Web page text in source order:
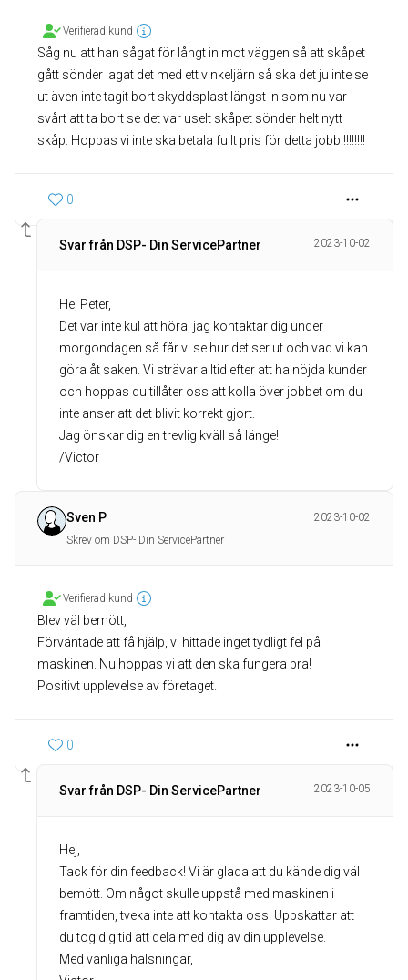
Verifierad kund
Såg nu att han sågat för långt in mot väggen så att skåpet
gått sönder lagat det med ett vinkeljärn så ska det ju inte se
ut även inte tagit bort skyddsplast längst in som nu var
svårt att ta bort se det var uselt skåpet sönder helt nytt
skåp. Hoppas vi inte ska betala fullt pris för detta jobb!!!!!!!!!
0
Svar från DSP- Din ServicePartner 2023-10-02
Hej Peter,
Det var inte kul att höra, jag kontaktar dig under
morgondagen så får vi se hur det ser ut och vad vi kan
göra åt saken. Vi strävar alltid efter att ha nöjda kunder
och hoppas du tillåter oss att kolla över jobbet om du
inte anser att det blivit korrekt gjort.
Jag önskar dig en trevlig kväll så länge!
/Victor
Sven P
2023-10-02
Skrev om DSP- Din ServicePartner
Verifierad kund
Blev väl bemött,
Förväntade att få hjälp, vi hittade inget tydligt fel på
maskinen. Nu hoppas vi att den ska fungera bra!
Positivt upplevelse av företaget.
0
Svar från DSP- Din ServicePartner 2023-10-05
Hej,
Tack för din feedback! Vi är glada att du kände dig väl
bemött. Om något skulle uppstå med maskinen i
framtiden, tveka inte att kontakta oss. Uppskattar att
du tog dig tid att dela med dig av din upplevelse.
Med vänliga hälsningar,